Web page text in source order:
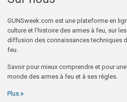
GUNSweek.com est une plateforme en
culture et l'histoire des armes à feu, sur
diffusion des connaissances techniques
feu.
Savoir pour mieux comprendre et pour
monde des armes à feu et à ses règles.
Plus